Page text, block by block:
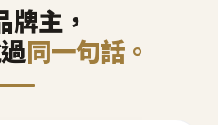
牌主，
同一句話。